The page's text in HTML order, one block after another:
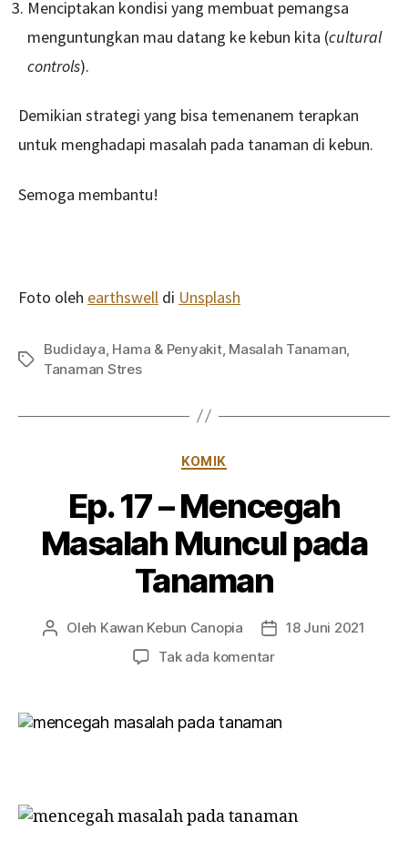
Menciptakan kondisi yang membuat pemangsa
menguntungkan mau datang ke kebun kita (cultural
controls).
Demikian strategi yang bisa temenanem terapkan
untuk menghadapi masalah pada tanaman di kebun.
Semoga membantu!
Foto oleh earthswell di Unsplash
Tag
Budidaya, Hama & Penyakit, Masalah Tanaman,
Tanaman Stres
Kategori
KOMIK
Ep. 17 – Mencegah
Masalah Muncul pada
Tanaman
Penulis
Oleh Kawan Kebun Canopia
Tanggal
18 Juni 2021
Tak ada komentarpada
–
Tanaman